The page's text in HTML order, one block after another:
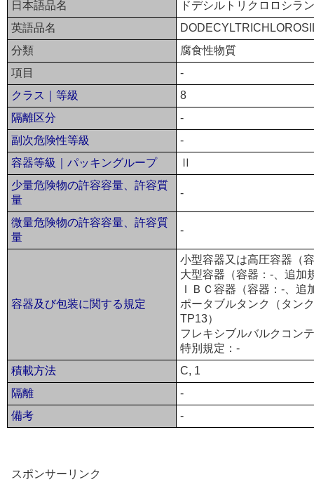
日本語品名
ドデシルトリクロロシラン
英語品名
分類
腐食性物質
項目
-
クラス｜等級
8
隔離区分
-
副次危険性等級
-
容器等級｜パッキングループ
Ⅱ
少量危険物の許容容量、許容質
量
-
微量危険物の許容容量、許容質
量
-
容器及び包装に関する規定
小型容器又は高圧容器（
大型容器（容器：-、追加
ＩＢＣ容器（容器：-、追
ポータブルタンク（タン
TP13）
フレキシブルバルクコン
特別規定：-
積載方法
C, 1
隔離
-
備考
-
スポンサーリンク